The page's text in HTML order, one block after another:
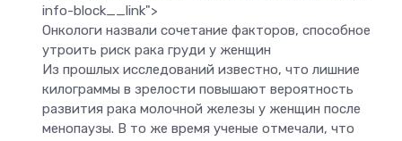
info-block__link">
Онкологи назвали сочетание факторов, способное
утроить риск рака груди у женщин
Из прошлых исследований известно, что лишние
килограммы в зрелости повышают вероятность
развития рака молочной железы у женщин после
менопаузы. В то же время ученые отмечали, что